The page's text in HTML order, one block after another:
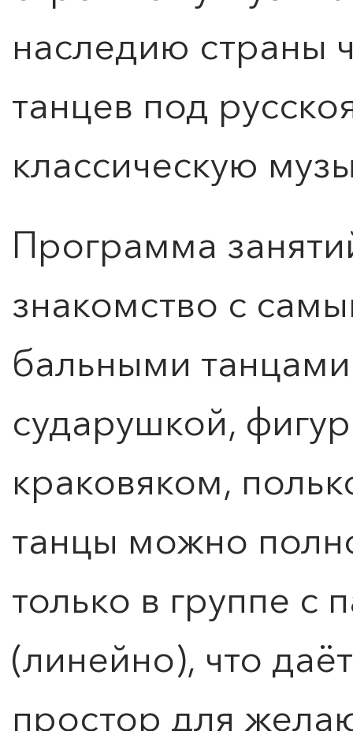
наследию страны
танцев под
классическую
Программа
знакомство с
бальными
сударушкой,
краковяком,
танцы можно
только в группе с
(линейно), что
простор для